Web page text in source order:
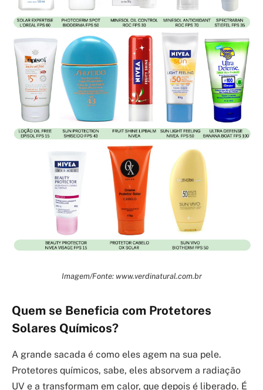
Imagem/Fonte: www.verdinatural.com.br
Quem se Beneficia com Protetores
Solares Químicos?
A grande sacada é como eles agem na sua pele.
Protetores químicos, sabe, eles absorvem a radiação
UV e a transformam em calor, que depois é liberado. É